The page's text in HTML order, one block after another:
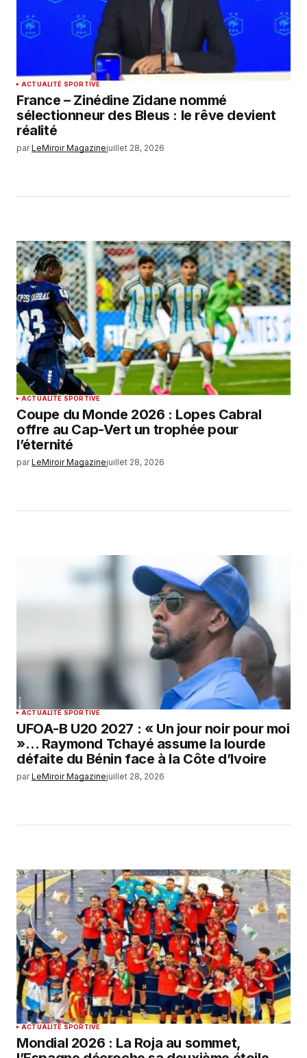
ACTUALITÉ SPORTIVE
France – Zinédine Zidane nommé
sélectionneur des Bleus : le rêve devient
réalité
par LeMiroir Magazinejuillet 28, 2026
ACTUALITÉ SPORTIVE
Coupe du Monde 2026 : Lopes Cabral
offre au Cap-Vert un trophée pour
l’éternité
par LeMiroir Magazinejuillet 28, 2026
ACTUALITÉ SPORTIVE
UFOA-B U20 2027 : « Un jour noir pour moi
»… Raymond Tchayé assume la lourde
défaite du Bénin face à la Côte d’Ivoire
par LeMiroir Magazinejuillet 28, 2026
ACTUALITÉ SPORTIVE
Mondial 2026 : La Roja au sommet,